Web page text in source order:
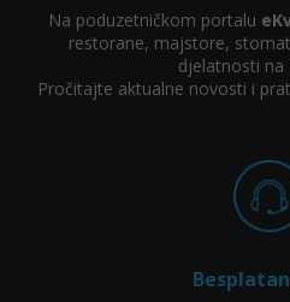
Na poduzetničkom portalu
restorane, majstore,
djelatnosti na
Pročitajte aktualne novosti i